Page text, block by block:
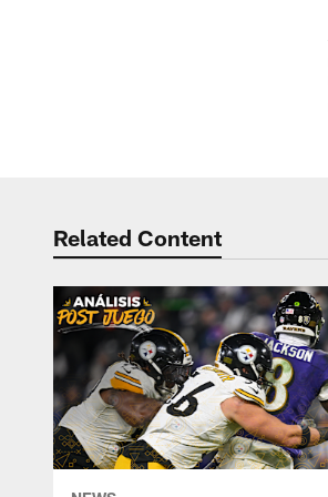
Related Content